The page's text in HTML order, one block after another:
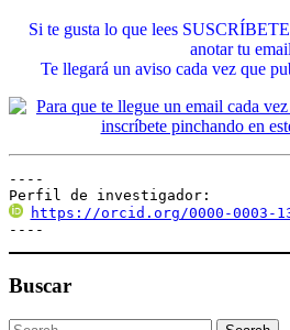
Si te gusta lo que lees SUSCRÍBETE
anotar tu
Te llegará un aviso cada vez que
----
Perfil de investigador:
https://orcid.org/0000-0003-
----
Buscar